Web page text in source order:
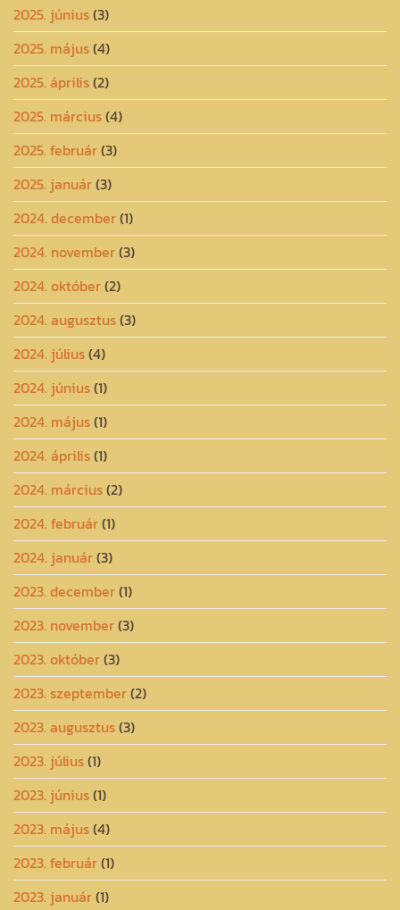
2025. június(3)
2025. május(4)
2025. április(2)
2025. március(4)
2025. február(3)
2025. január(3)
2024. december(1)
2024. november(3)
2024. október(2)
2024. augusztus(3)
2024. július(4)
2024. június(1)
2024. május(1)
2024. április(1)
2024. március(2)
2024. február(1)
2024. január(3)
2023. december(1)
2023. november(3)
2023. október(3)
2023. szeptember(2)
2023. augusztus(3)
2023. július(1)
2023. június(1)
2023. május(4)
2023. február(1)
2023. január(1)